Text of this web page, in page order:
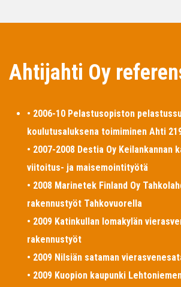
Ahtijahti Oy
• 2006-10 Pelastusopiston
koulutusaluksena toimiminen Ahti
• 2007-2008 Destia Oy Keilankannan
viitoitus- ja maisemointityötä
• 2008 Marinetek Finland Oy
rakennustyöt Tahkovuorella
• 2009 Katinkullan lomakylän
rakennustyöt
• 2009 Nilsiän sataman
• 2009 Kuopion kaupunki